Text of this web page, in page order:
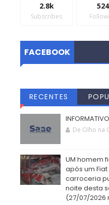
2.8k
Subscribes
524
FACEBOOK
RECENTES
De Olho na
UM homem
após um
carroceria
noite desta
(27/07/2026